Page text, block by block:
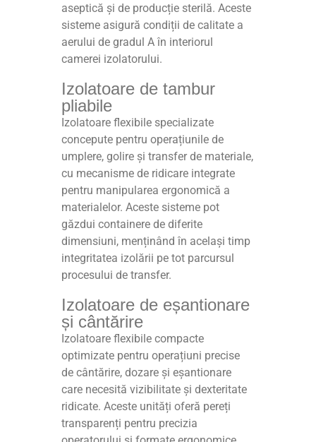
aseptică și de producție sterilă. Aceste
sisteme asigură condiții de calitate a
aerului de gradul A în interiorul
camerei izolatorului.
Izolatoare de tambur
pliabile
Izolatoare flexibile specializate
concepute pentru operațiunile de
umplere, golire și transfer de materiale,
cu mecanisme de ridicare integrate
pentru manipularea ergonomică a
materialelor. Aceste sisteme pot
găzdui containere de diferite
dimensiuni, menținând în același timp
integritatea izolării pe tot parcursul
procesului de transfer.
Izolatoare de eșantionare
și cântărire
Izolatoare flexibile compacte
optimizate pentru operațiuni precise
de cântărire, dozare și eșantionare
care necesită vizibilitate și dexteritate
ridicate. Aceste unități oferă pereți
transparenți pentru precizia